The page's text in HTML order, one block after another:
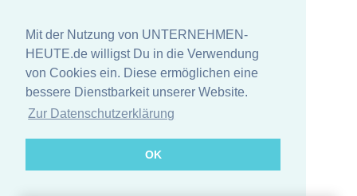
Mit der Nutzung von UNTERNEHMEN-
HEUTE.de willigst Du in die Verwendung
von Cookies ein. Diese ermöglichen eine
bessere Dienstbarkeit unserer Website.
Zur Datenschutzerklärung
OK